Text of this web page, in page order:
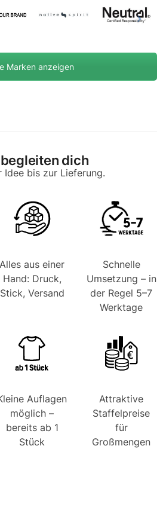
Marken anzeigen
dich
Idee bis zur Lieferung.
Alles aus einer
Hand: Druck,
Stick, Versand
Schnelle
Umsetzung – in
der Regel 5–7
Werktage
Auflagen
möglich –
bereits ab 1
Stück
Attraktive
Staffelpreise
für
Großmengen